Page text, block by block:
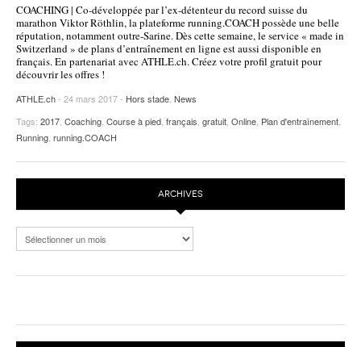
POURQUOI ATHLE.CH ?
ATHLE.CH RÉGIONS | VAUD
HIGHLIGHTS
LIVRES
COACHING | Co-développée par l’ex-détenteur du record suisse du
marathon Viktor Röthlin, la plateforme running.COACH possède une belle
réputation, notamment outre-Sarine. Dès cette semaine, le service « made in
Switzerland » de plans d’entraînement en ligne est aussi disponible en
français. En partenariat avec ATHLE.ch. Créez votre profil gratuit pour
découvrir les offres !
ATHLE.ch- 24 mars 2017 - Hors stade News
Tags: 2017 Coaching Course à pied français gratuit Online Plan d'entraînement
Running running.COACH
ARCHIVES
Archives